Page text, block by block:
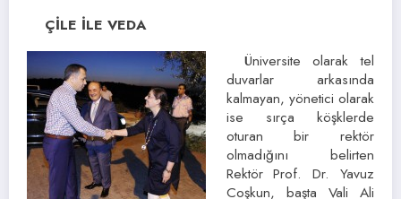
ÇİLE İLE VEDA
Üniversite olarak tel
duvarlar arkasında
kalmayan, yönetici olarak
ise sırça köşklerde
oturan bir rektör
olmadığını belirten
Rektör Prof. Dr. Yavuz
Coşkun, başta Vali Ali